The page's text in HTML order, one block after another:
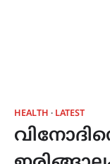
HEALTH LATEST